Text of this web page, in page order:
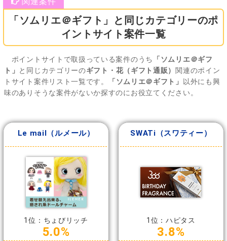
「ソムリエ＠ギフト」と同じカテゴリーのポ
イントサイト案件一覧
ポイントサイトで取扱っている案件のうち
「ソムリエ＠ギフ
ト」 と同じカテゴリーのギフト・花（ギフト通販） 関連のポイン
トサイト案件リスト一覧です。
「ソムリエ＠ギフト」
以外にも興
味のありそうな案件がないか探すのにお役立てください。
Le mail（ルメール）
1位：ちょびリッチ
5.0%
SWATi（スワティー）
1位：ハピタス
3.8%